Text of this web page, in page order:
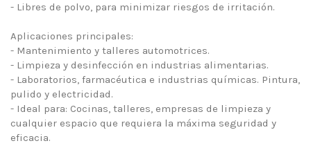
- Libres de polvo, para minimizar riesgos de irritación.
Aplicaciones principales:
- Mantenimiento y talleres automotrices.
- Limpieza y desinfección en industrias alimentarias.
- Laboratorios, farmacéutica e industrias químicas. Pintura,
pulido y electricidad.
- Ideal para: Cocinas, talleres, empresas de limpieza y
cualquier espacio que requiera la máxima seguridad y
eficacia.